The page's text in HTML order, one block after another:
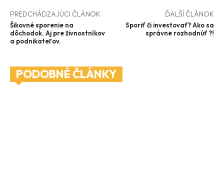
PREDCHÁDZAJÚCI ČLÁNOK
Šikovné sporenie na
dôchodok. Aj pre živnostníkov
a podnikateľov.
ĎALŠÍ ČLÁNOK
Sporiť či investovať? Ako sa
správne rozhodnúť ?!
PODOBNÉ ČLÁNKY